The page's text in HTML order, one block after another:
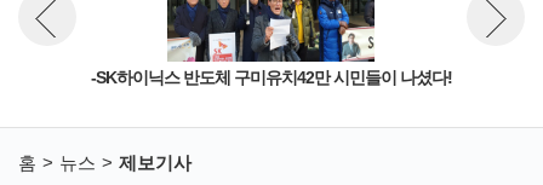
-SK하이닉스 반도체 구미유치42만 시민들이 나셨다!
뉴스 이전보기
홈 뉴스 제보기사